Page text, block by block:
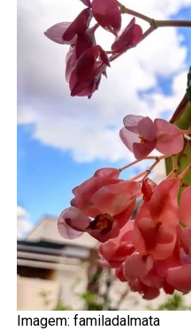
Imagem: familadalmata